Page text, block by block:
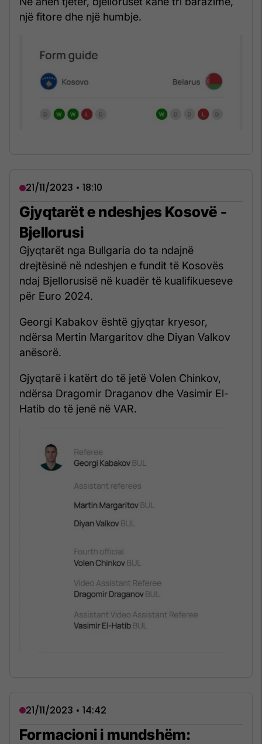
një fitore dhe një humbje.
21/11/2023 • 18:10
Gjyqtarët e ndeshjes Kosovë -
Bjellorusi
Gjyqtarët nga Bullgaria do ta ndajnë
drejtësinë në ndeshjen e fundit të Kosovës
ndaj Bjellorusisë në kuadër të kualifikueseve
për Euro 2024.
Georgi Kabakov është gjyqtar kryesor,
ndërsa Mertin Margaritov dhe Diyan Valkov
anësorë.
Gjyqtarë i katërt do të jetë Volen Chinkov,
ndërsa Dragomir Draganov dhe Vasimir El-
Hatib do të jenë në VAR.
21/11/2023 • 14:42
Formacioni i mundshëm: